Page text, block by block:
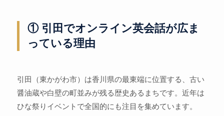
① 引田でオンライン英会話が広ま
っている理由
引田（東かがわ市）は香川県の最東端に位置する、古い
醤油蔵や白壁の町並みが残る歴史あるまちです。近年は
ひな祭りイベントで全国的にも注目を集めています。